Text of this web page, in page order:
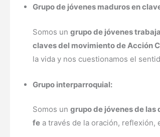
Grupo de jóvenes maduros en
Somos un grupo de jóvenes
claves del movimiento de Acción
la vida y nos cuestionamos el
Grupo interparroquial:
Somos un grupo de jóvenes de las
fe a través de la oración,